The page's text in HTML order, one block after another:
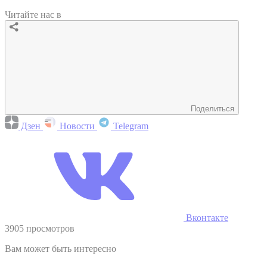
Читайте нас в
Поделиться
Дзен Новости Telegram
Вконтакте
3905 просмотров
Вам может быть интересно